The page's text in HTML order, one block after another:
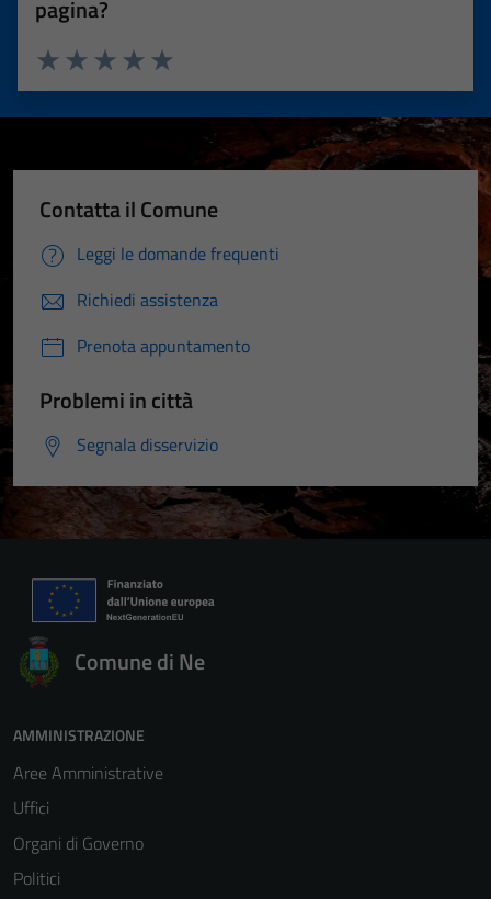
pagina?
Valuta 5 stelle su 5
Valuta 4 stelle su 5
Valuta 3 stelle su 5
Valuta 2 stelle su 5
Valuta 1 stelle su 5
Contatta il Comune
Leggi le domande frequenti
Richiedi assistenza
Prenota appuntamento
Problemi in città
Segnala disservizio
Comune di Ne
AMMINISTRAZIONE
Aree Amministrative
Uffici
Organi di Governo
Politici